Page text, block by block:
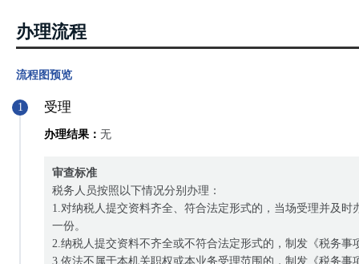
办理流程
流程图预览
1 受理
办理结果： 无
审查标准
税务人员按照以下情况分别办理：
1.对纳税人提交资料齐全、符合法定形式的，当场受理并及
一份。
2.纳税人提交资料不齐全或不符合法定形式的，制发《税务
3.依法不属于本机关职权或本业务受理范围的，制发《税务